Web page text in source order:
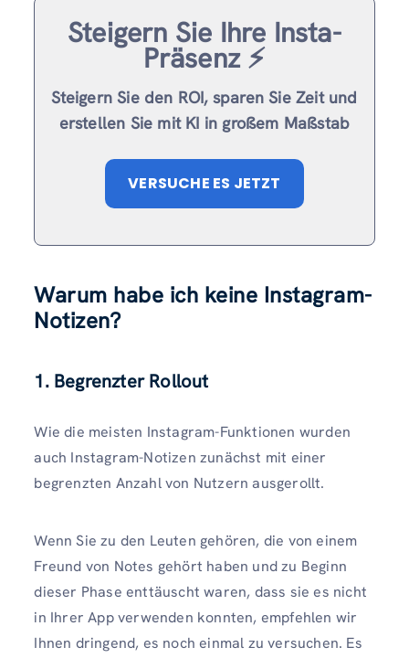
Steigern Sie Ihre Insta-
Präsenz ⚡️
Steigern Sie den ROI, sparen Sie Zeit und
erstellen Sie mit KI in großem Maßstab
VERSUCHE ES JETZT
Warum habe ich keine Instagram-
Notizen?
1. Begrenzter Rollout
Wie die meisten Instagram-Funktionen wurden
auch Instagram-Notizen zunächst mit einer
begrenzten Anzahl von Nutzern ausgerollt.
Wenn Sie zu den Leuten gehören, die von einem
Freund von Notes gehört haben und zu Beginn
dieser Phase enttäuscht waren, dass sie es nicht
in Ihrer App verwenden konnten, empfehlen wir
Ihnen dringend, es noch einmal zu versuchen. Es